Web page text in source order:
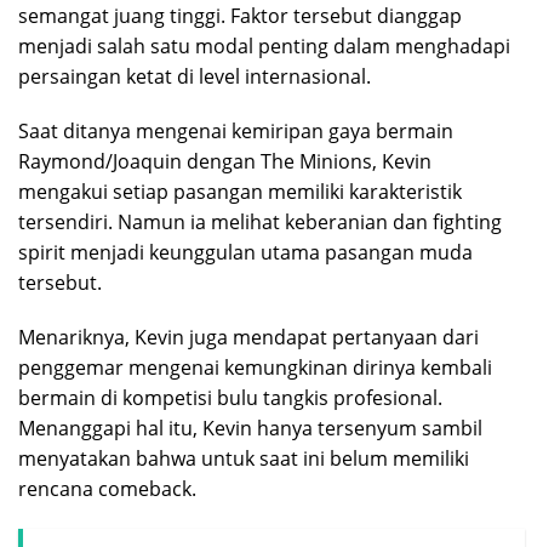
semangat juang tinggi. Faktor tersebut dianggap
menjadi salah satu modal penting dalam menghadapi
persaingan ketat di level internasional.
Saat ditanya mengenai kemiripan gaya bermain
Raymond/Joaquin dengan The Minions, Kevin
mengakui setiap pasangan memiliki karakteristik
tersendiri. Namun ia melihat keberanian dan fighting
spirit menjadi keunggulan utama pasangan muda
tersebut.
Menariknya, Kevin juga mendapat pertanyaan dari
penggemar mengenai kemungkinan dirinya kembali
bermain di kompetisi bulu tangkis profesional.
Menanggapi hal itu, Kevin hanya tersenyum sambil
menyatakan bahwa untuk saat ini belum memiliki
rencana comeback.